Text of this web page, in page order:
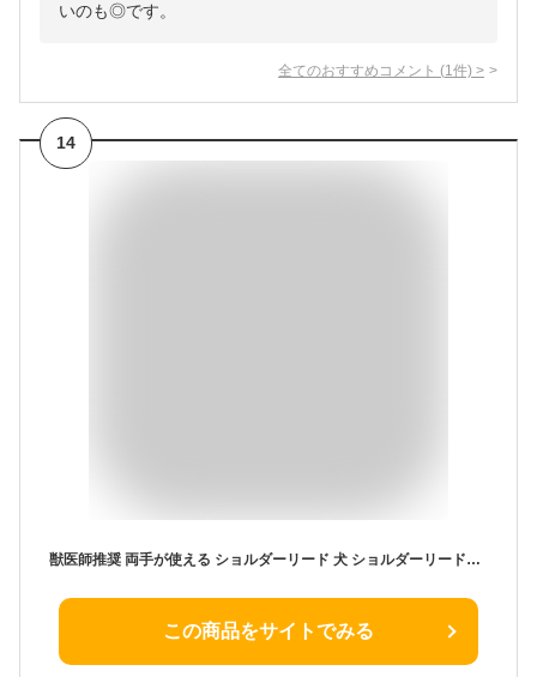
いのも◎です。
全てのおすすめコメント (1 件) >
14
獣医師推奨 両手が使える ショルダーリード 犬 ショルダーリード【3?20kg用】犬 リード 肩掛け 軽量 小型犬 超小型犬 中型犬 ハンズフリー 光る 反射 蛍光 紐 おしゃれ 丈夫 散歩 うっかり 手離し 両手 が 使える 手ぶら 車 絡みにくい 紐 丈夫 ペット【RSL】
この商品をサイトでみる